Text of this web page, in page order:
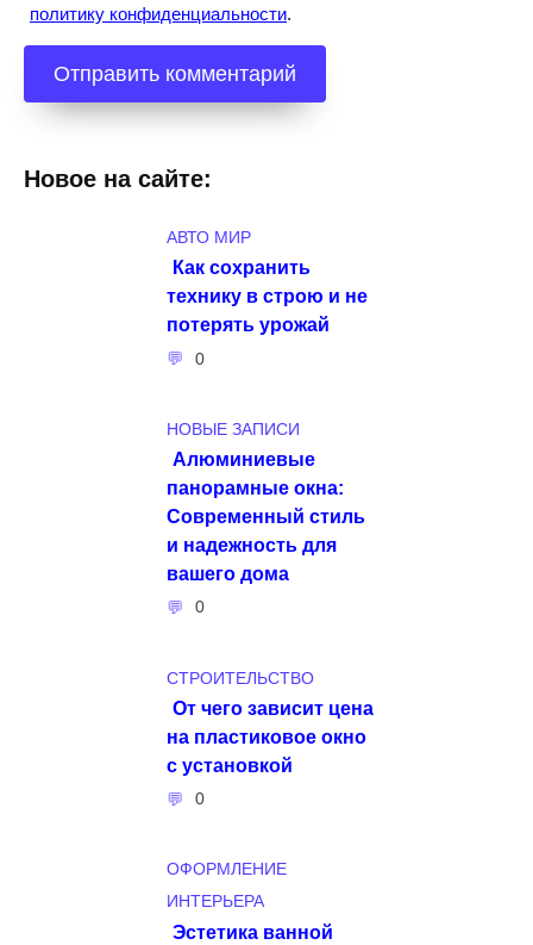
политику конфиденциальности.
Новое на сайте:
АВТО МИР
Как сохранить
технику в строю и не
потерять урожай
0
НОВЫЕ ЗАПИСИ
Алюминиевые
панорамные окна:
Современный стиль
и надежность для
вашего дома
0
СТРОИТЕЛЬСТВО
От чего зависит цена
на пластиковое окно
с установкой
0
ОФОРМЛЕНИЕ
ИНТЕРЬЕРА
Эстетика ванной